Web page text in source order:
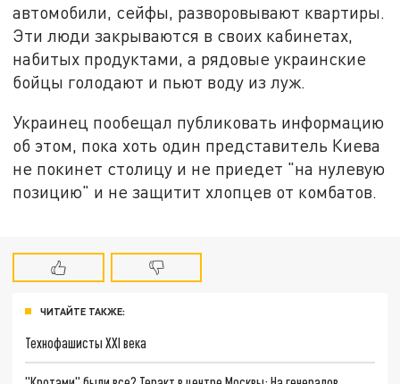
автомобили, сейфы, разворовывают квартиры.
Эти люди закрываются в своих кабинетах,
набитых продуктами, а рядовые украинские
бойцы голодают и пьют воду из луж.
Украинец пообещал публиковать информацию
об этом, пока хоть один представитель Киева
не покинет столицу и не приедет "на нулевую
позицию" и не защитит хлопцев от комбатов.
ЧИТАЙТЕ ТАКЖЕ:
Технофашисты XXI века